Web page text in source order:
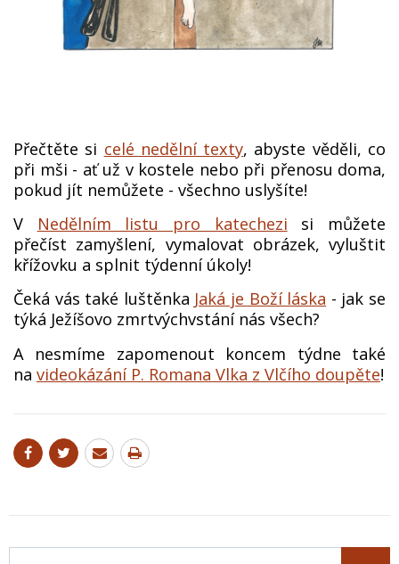
Přečtěte si celé nedělní texty, abyste věděli, co
při mši - ať už v kostele nebo při přenosu doma,
pokud jít nemůžete - všechno uslyšíte!
V Nedělním listu pro katechezi si můžete
přečíst zamyšlení, vymalovat obrázek, vyluštit
křížovku a splnit týdenní úkoly!
Čeká vás také luštěnka Jaká je Boží láska - jak se
týká Ježíšovo zmrtvýchvstání nás všech?
A nesmíme zapomenout koncem týdne také
na videokázání P. Romana Vlka z Vlčího doupěte!